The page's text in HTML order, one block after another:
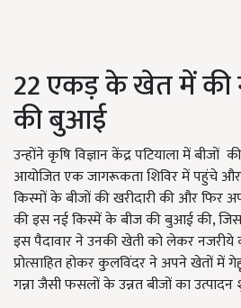
22 एकड़ के खेत में की
की बुआई
उन्होंने कृषि विज्ञान केंद्र पटियाला में बीजों
आयोजित एक जागरूकता शिविर में पहुंचे
किस्मों के बीजों की खरीदारी की और फिर
की इस नई किस्में के बीज की बुआई की,
इस पैदावार ने उनकी खेती को लेकर नजरीये
प्रोत्साहित होकर कुलविंदर ने अपने खेतों में
गन्ना जैसी फसलों के उन्नत बीजों का